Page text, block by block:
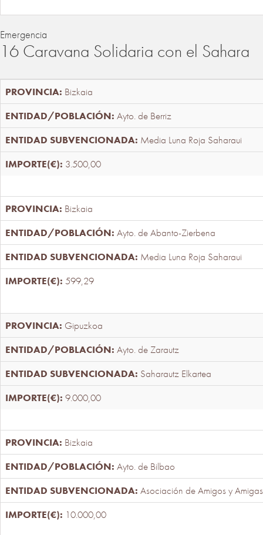
Emergencia
16 Caravana Solidaria con el Sahara
Bizkaia
Ayto. de Berriz
Media Luna Roja Saharaui
3.500,00
Bizkaia
Ayto. de Abanto-Zierbena
Media Luna Roja Saharaui
599,29
Gipuzkoa
Ayto. de Zarautz
Saharautz Elkartea
9.000,00
Bizkaia
Ayto. de Bilbao
Asociación de Amigos y
10.000,00